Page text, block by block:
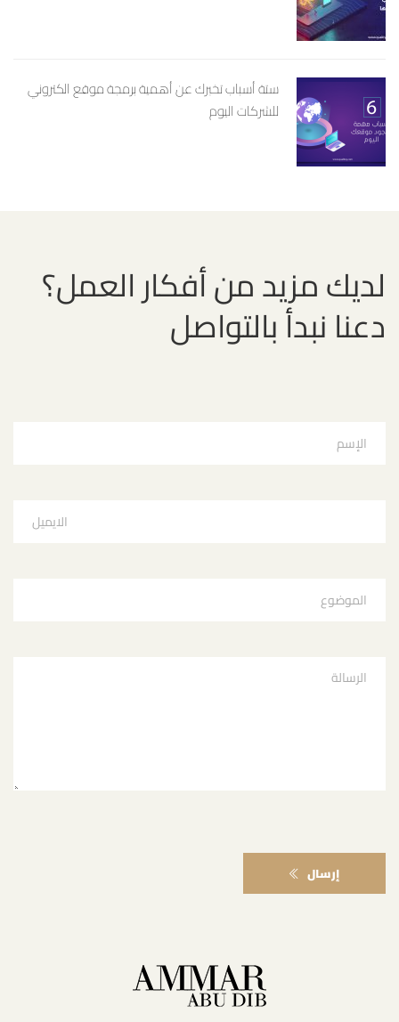
ستة أسباب تخبرك عن أهمية برمجة موقع الكتروني
للشركات اليوم
لديك مزيد من أفكار العمل؟
دعنا نبدأ بالتواصل
إرسال